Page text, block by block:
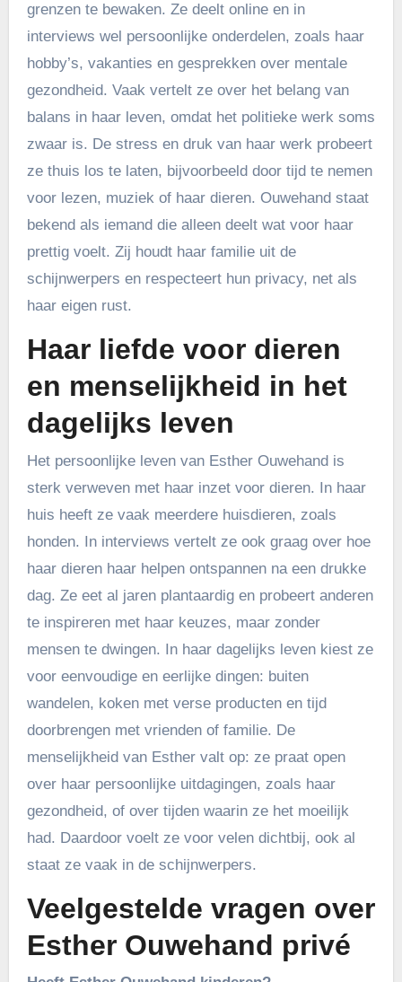
grenzen te bewaken. Ze deelt online en in
interviews wel persoonlijke onderdelen, zoals haar
hobby’s, vakanties en gesprekken over mentale
gezondheid. Vaak vertelt ze over het belang van
balans in haar leven, omdat het politieke werk soms
zwaar is. De stress en druk van haar werk probeert
ze thuis los te laten, bijvoorbeeld door tijd te nemen
voor lezen, muziek of haar dieren. Ouwehand staat
bekend als iemand die alleen deelt wat voor haar
prettig voelt. Zij houdt haar familie uit de
schijnwerpers en respecteert hun privacy, net als
haar eigen rust.
Haar liefde voor dieren
en menselijkheid in het
dagelijks leven
Het persoonlijke leven van Esther Ouwehand is
sterk verweven met haar inzet voor dieren. In haar
huis heeft ze vaak meerdere huisdieren, zoals
honden. In interviews vertelt ze ook graag over hoe
haar dieren haar helpen ontspannen na een drukke
dag. Ze eet al jaren plantaardig en probeert anderen
te inspireren met haar keuzes, maar zonder
mensen te dwingen. In haar dagelijks leven kiest ze
voor eenvoudige en eerlijke dingen: buiten
wandelen, koken met verse producten en tijd
doorbrengen met vrienden of familie. De
menselijkheid van Esther valt op: ze praat open
over haar persoonlijke uitdagingen, zoals haar
gezondheid, of over tijden waarin ze het moeilijk
had. Daardoor voelt ze voor velen dichtbij, ook al
staat ze vaak in de schijnwerpers.
Veelgestelde vragen over
Esther Ouwehand privé